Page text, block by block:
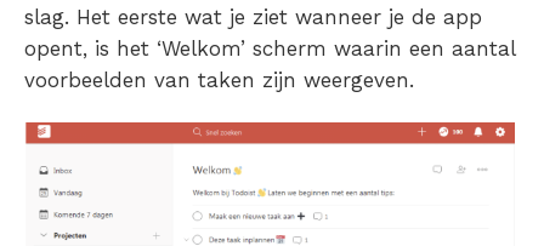
slag. Het eerste wat je ziet wanneer je de app
opent, is het ‘Welkom’ scherm waarin een aantal
voorbeelden van taken zijn weergeven.